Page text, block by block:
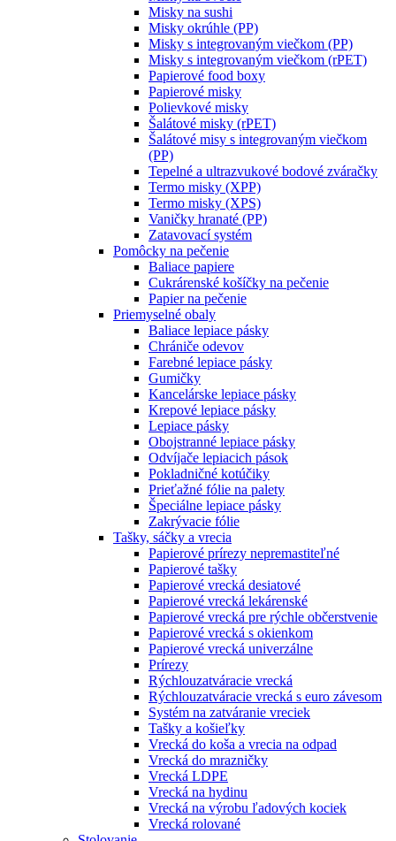
Misky na sushi
Misky okrúhle (PP)
Misky s integrovaným viečkom (PP)
Misky s integrovaným viečkom (rPET)
Papierové food boxy
Papierové misky
Polievkové misky
Šalátové misky (rPET)
Šalátové misy s integrovaným viečkom
(PP)
Tepelné a ultrazvukové bodové zváračky
Termo misky (XPP)
Termo misky (XPS)
Vaničky hranaté (PP)
Zatavovací systém
Pomôcky na pečenie
Baliace papiere
Cukrárenské košíčky na pečenie
Papier na pečenie
Priemyselné obaly
Baliace lepiace pásky
Chrániče odevov
Farebné lepiace pásky
Gumičky
Kancelárske lepiace pásky
Krepové lepiace pásky
Lepiace pásky
Obojstranné lepiace pásky
Odvíjače lepiacich pások
Pokladničné kotúčiky
Prieťažné fólie na palety
Špeciálne lepiace pásky
Zakrývacie fólie
Tašky, sáčky a vrecia
Papierové prírezy nepremastiteľné
Papierové tašky
Papierové vrecká desiatové
Papierové vrecká lekárenské
Papierové vrecká pre rýchle občerstvenie
Papierové vrecká s okienkom
Papierové vrecká univerzálne
Prírezy
Rýchlouzatváracie vrecká
Rýchlouzatváracie vrecká s euro závesom
Systém na zatváranie vreciek
Tašky a košieľky
Vrecká do koša a vrecia na odpad
Vrecká do mrazničky
Vrecká LDPE
Vrecká na hydinu
Vrecká na výrobu ľadových kociek
Vrecká rolované